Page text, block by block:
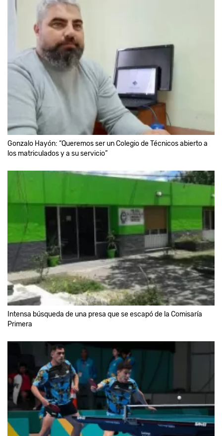
Gonzalo Hayón: “Queremos ser un Colegio de Técnicos abierto a
los matriculados y a su servicio”
Intensa búsqueda de una presa que se escapó de la Comisaría
Primera